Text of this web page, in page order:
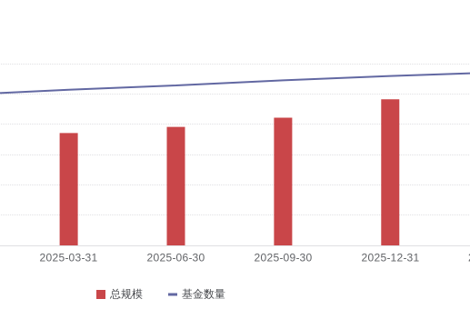
尔曼·思特灵律师事务所（香港）合伙人，及保罗·韦斯律师事务所北京办事处负责人。现为克
2016年6月退休前为中国投资有限责任公司(「中投」)的首席策略官。他于2008年加入中投
委员会及上海期货交易所及多间外资公司提供顾问服务。自1998年至2001年期间，周先生为
立及主管其研究部门。在这之前，周先生于美国布兰迪斯大学任教。现亦任香港铁路有限公司